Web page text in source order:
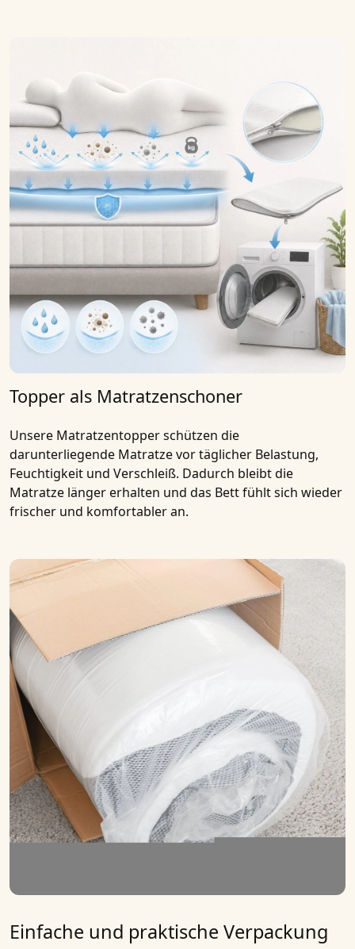
Topper als Matratzenschoner
Unsere Matratzentopper schützen die
darunterliegende Matratze vor täglicher Belastung,
Feuchtigkeit und Verschleiß. Dadurch bleibt die
Matratze länger erhalten und das Bett fühlt sich wieder
frischer und komfortabler an.
Einfache und praktische Verpackung